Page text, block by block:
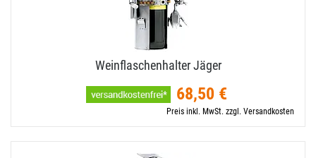
Weinflaschenhalter Jäger
68,50 €
Preis inkl. MwSt. zzgl. Versandkosten